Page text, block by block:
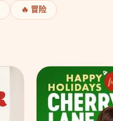
🔥 冒险